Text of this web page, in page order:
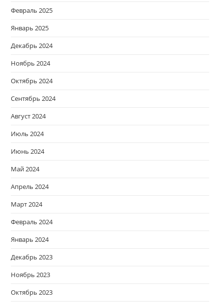
Февраль 2025
Январь 2025
Декабрь 2024
Ноябрь 2024
Октябрь 2024
Сентябрь 2024
Август 2024
Июль 2024
Июнь 2024
Май 2024
Апрель 2024
Март 2024
Февраль 2024
Январь 2024
Декабрь 2023
Ноябрь 2023
Октябрь 2023